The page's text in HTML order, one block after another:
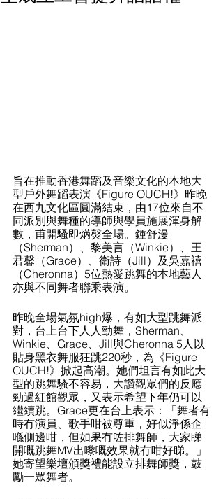
旨在推動香港舞蹈及音樂文化的本地大
型戶外舞蹈表演《Figure OUCH!》昨晚
在西九文化區圓滿結束，由17位來自不
同派別與舞種的導師與學員施展渾身解
數，甫開騷即焫㷫全場。鍾舒漫
（Sherman）、黎美言（Winkie）、王
君馨（Grace）、衛詩（Jill）及吳嘉禧
（Cheronna）5位熱愛跳舞的本地藝人
亦與不同舞者聯乘表演。
昨晚全場氣氛high爆，有如大型跳舞派
對，台上台下人人勁舞，Sherman、
Winkie、Grace、Jill與Cheronna 5人以
貼身黑衣舞服狂跳220秒，為《Figure
OUCH!》掀起高潮。她們坦言有如此大
型的跳舞騷不容易，大讚觀眾們的反應
勁過紅館觀眾，又表示希望下年仍可以
繼續跳。Grace更在台上表示：「舞者有
時冇演員、歌手咁被尊重，好似淨係企
喺側邊咁，但如果冇咗排舞師，大家睇
開嘅跳舞MV出嚟嘅效果就冇咁好睇。」
她寄望樂壇頒獎禮能設立排舞師獎，鼓
勵一眾舞者。